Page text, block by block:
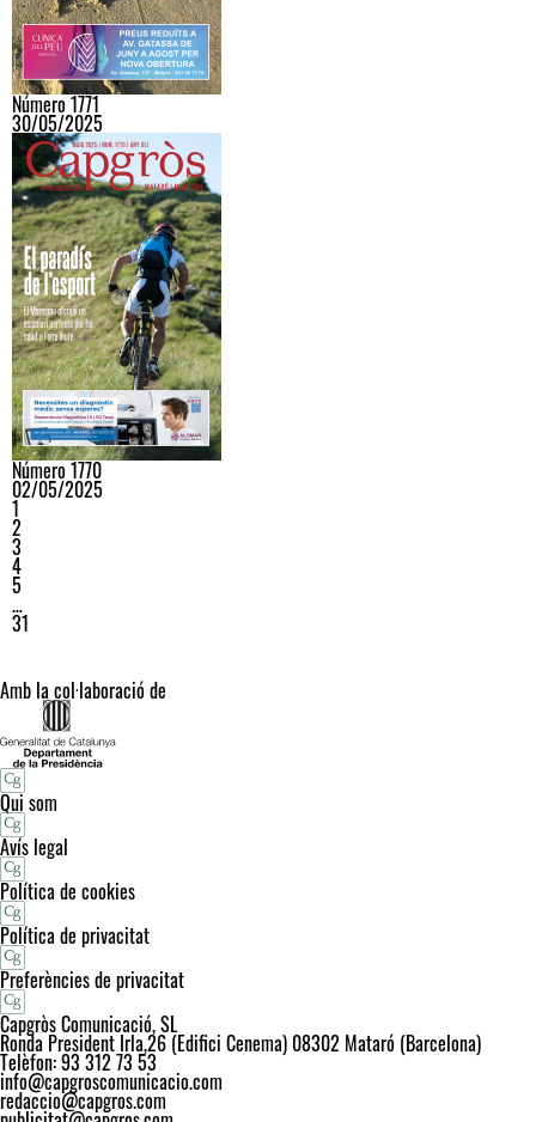
Número 1771
30/05/2025
Número 1770
02/05/2025
1
2
3
4
5
…
31
Amb la col·laboració de
Qui som
Avís legal
Política de cookies
Política de privacitat
Preferències de privacitat
Capgròs Comunicació, SL
Ronda President Irla,26 (Edifici Cenema) 08302 Mataró (Barcelona)
Telèfon: 93 312 73 53
info@capgroscomunicacio.com
redaccio@capgros.com